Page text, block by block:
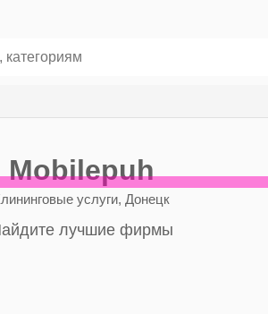
Mobilepuh
услуги, Донецк
лучшие фирмы